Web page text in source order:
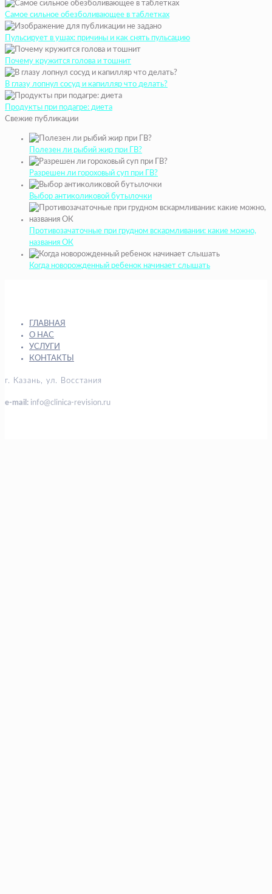
Самое сильное обезболивающее в таблетках
Пульсирует в ушах: причины и как снять пульсацию
Почему кружится голова и тошнит
В глазу лопнул сосуд и капилляр что делать?
Продукты при подагре: диета
Свежие публикации
Полезен ли рыбий жир при ГВ?
Разрешен ли гороховый суп при ГВ?
Выбор антиколиковой бутылочки
Противозачаточные при грудном вскармливании: какие можно,
названия ОК
Когда новорожденный ребенок начинает слышать
ГЛАВНАЯ
О НАС
УСЛУГИ
КОНТАКТЫ
г. Казань, ул. Восстания
e-mail: info@clinica-revision.ru